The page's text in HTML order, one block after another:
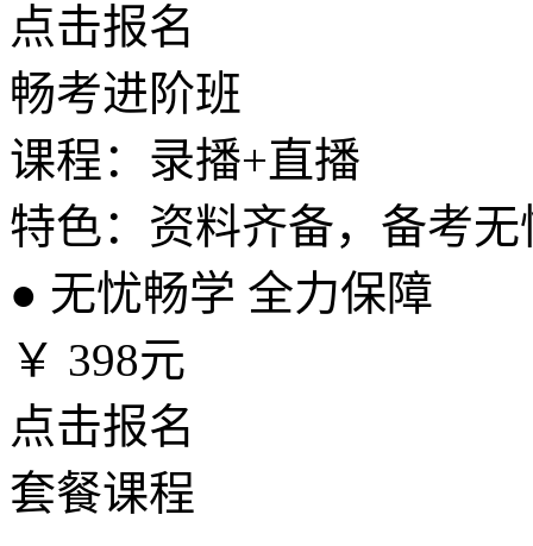
点击报名
畅考进阶班
课程：录播+直播
特色：资料齐备，备考无
● 无忧畅学 全力保障
￥ 398元
点击报名
套餐课程